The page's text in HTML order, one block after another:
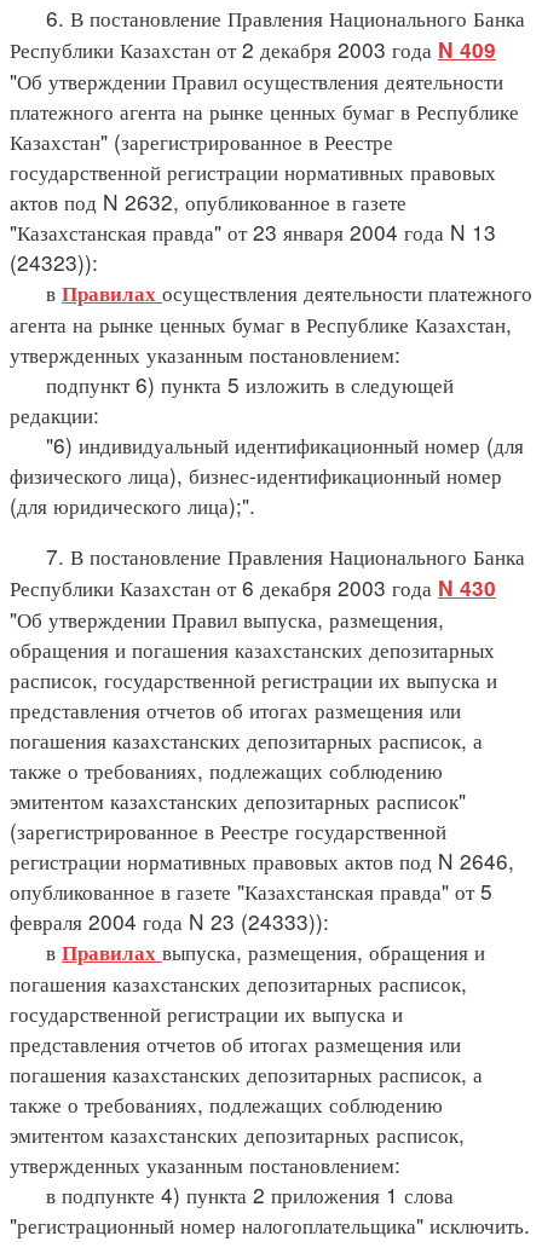
6. В постановление Правления Национального Банка
Республики Казахстан от 2 декабря 2003 года N 409
"Об утверждении Правил осуществления деятельности
платежного агента на рынке ценных бумаг в Республике
Казахстан" (зарегистрированное в Реестре
государственной регистрации нормативных правовых
актов под N 2632, опубликованное в газете
"Казахстанская правда" от 23 января 2004 года N 13
(24323)):
в Правилах осуществления деятельности платежного
агента на рынке ценных бумаг в Республике Казахстан,
утвержденных указанным постановлением:
подпункт 6) пункта 5 изложить в следующей
редакции:
"6) индивидуальный идентификационный номер (для
физического лица), бизнес-идентификационный номер
(для юридического лица);".
7. В постановление Правления Национального Банка
Республики Казахстан от 6 декабря 2003 года N 430
"Об утверждении Правил выпуска, размещения,
обращения и погашения казахстанских депозитарных
расписок, государственной регистрации их выпуска и
представления отчетов об итогах размещения или
погашения казахстанских депозитарных расписок, а
также о требованиях, подлежащих соблюдению
эмитентом казахстанских депозитарных расписок"
(зарегистрированное в Реестре государственной
регистрации нормативных правовых актов под N 2646,
опубликованное в газете "Казахстанская правда" от 5
февраля 2004 года N 23 (24333)):
в Правилах выпуска, размещения, обращения и
погашения казахстанских депозитарных расписок,
государственной регистрации их выпуска и
представления отчетов об итогах размещения или
погашения казахстанских депозитарных расписок, а
также о требованиях, подлежащих соблюдению
эмитентом казахстанских депозитарных расписок,
утвержденных указанным постановлением:
в подпункте 4) пункта 2 приложения 1 слова
"регистрационный номер налогоплательщика" исключить.